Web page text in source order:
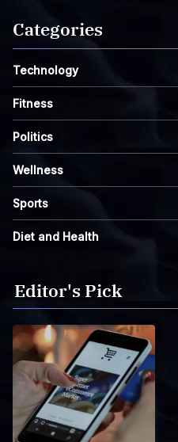
Categories
Technology
Fitness
Politics
Wellness
Sports
Diet and Health
Editor's Pick